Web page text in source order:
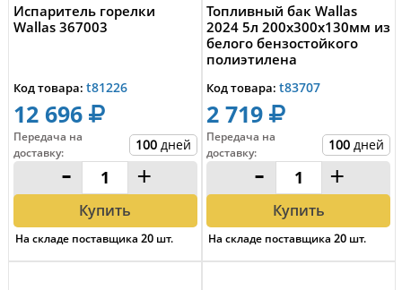
Испаритель горелки
Wallas 367003
Код товара: t81226
12 696
Передача на
доставку: 100 дней
- +
Купить
На складе поставщика 20 шт.
Топливный бак Wallas
2024 5л 200х300х130мм из
белого бензостойкого
полиэтилена
Код товара: t83707
2 719
Передача на
доставку: 100 дней
- +
Купить
На складе поставщика20 шт.